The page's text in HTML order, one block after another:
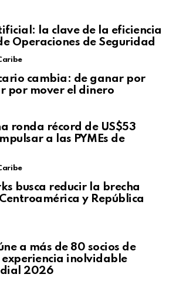
la clave de la eficiencia
Operaciones de Seguridad
cambia: de ganar por
por mover el dinero
Not Safe For Work
Click to view this post
ronda récord de US$53
a las PYMEs de
busca reducir la brecha
y República
a más de 80 socios de
experiencia inolvidable
2026